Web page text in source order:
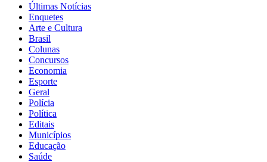
Últimas Notícias
Enquetes
Arte e Cultura
Brasil
Colunas
Concursos
Economia
Esporte
Geral
Polícia
Política
Editais
Municípios
Educação
Saúde